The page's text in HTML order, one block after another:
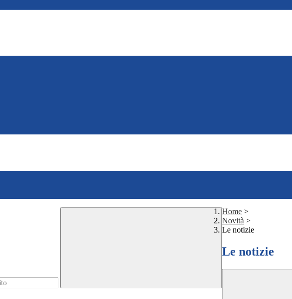
Home >
Novità >
Le notizie
Le notizie